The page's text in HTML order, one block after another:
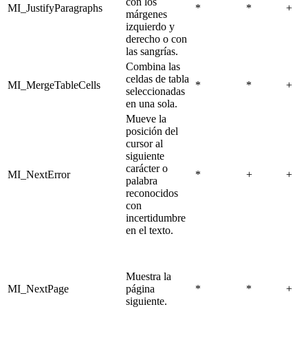
MI_JustifyParagraphs
márgenes
izquierdo y
derecho o con
las sangrías.
* * +
MI_MergeTableCells
Combina las
celdas de tabla
seleccionadas
en una sola.
* * +
MI_NextError
Mueve la
posición del
cursor al
siguiente
carácter o
palabra
reconocidos
con
incertidumbre
en el texto.
* + +
MI_NextPage
Muestra la
página
siguiente.
* * +